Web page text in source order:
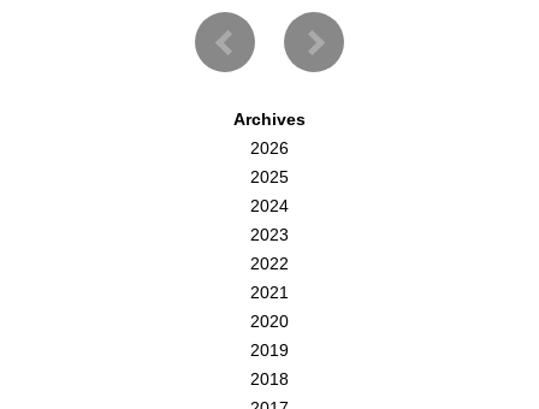
Archives
2026
2025
2024
2023
2022
2021
2020
2019
2018